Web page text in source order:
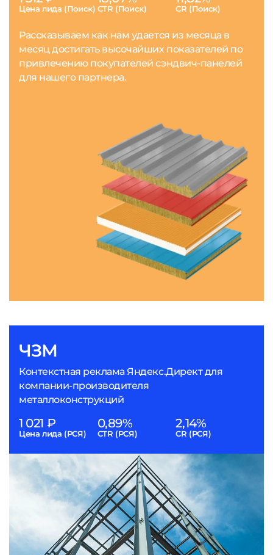
ЧЗМ
Контекстная реклама Яндекс.Директ для
компании-производителя
металлоконструкций
1 021 ₽
Цена лида (РСЯ)
0,89%
CTR (РСЯ)
2,14%
CR (РСЯ)
Цена лида (Поиск) CTR (Поиск) CR (Поиск)
Рассказываем как нам удается из месяца в
месяц достигать высочайших показателей по
привлечению покупателей сэндвич-панелей
для нашего партнера.